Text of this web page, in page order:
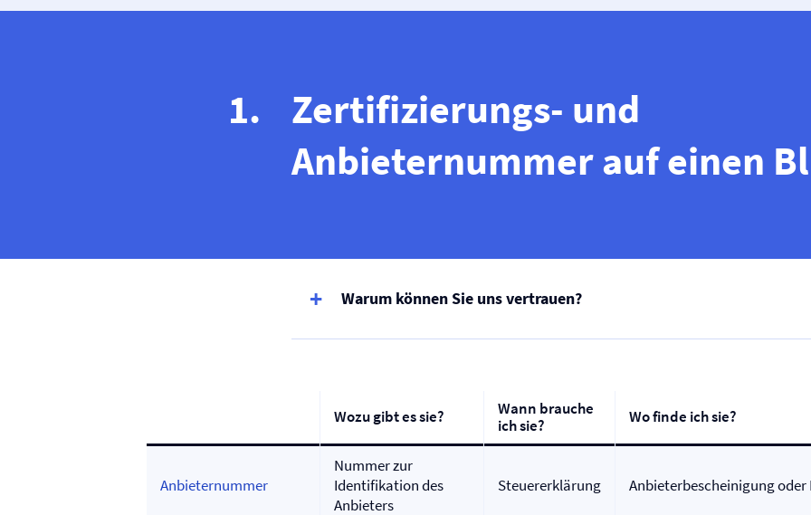
Zertifizierungs- und
Anbieternummer auf einen
Warum können Sie uns vertrauen?
Wozu gibt es sie?
Wann brauche
ich sie?
Wo finde ich sie?
Anbieternummer
Nummer zur
Identifikation des
Anbieters
Steuererklärung Anbieterbescheinigung